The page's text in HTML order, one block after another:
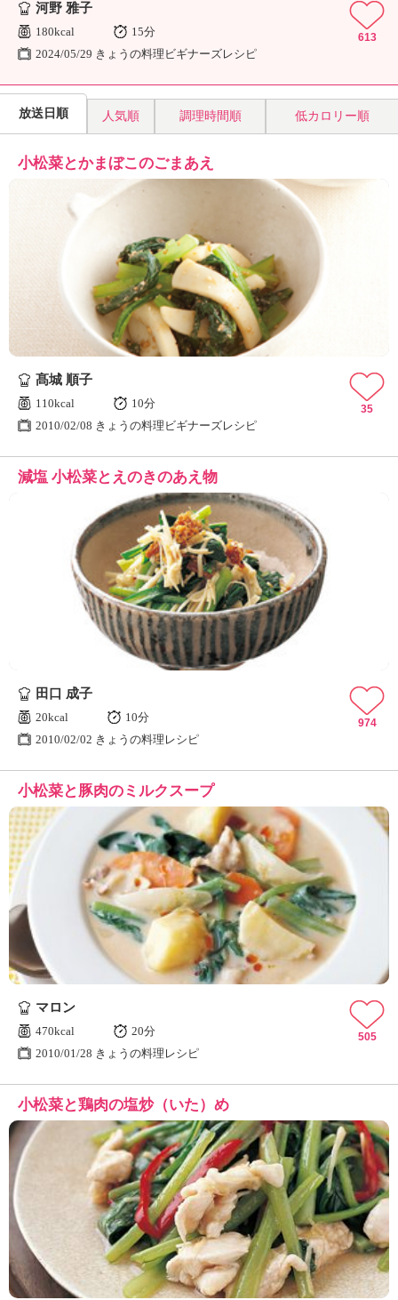
河野 雅子
180kcal
15分
2024/05/29 きょうの料理ビギナーズレシピ
613
放送日順 人気順 調理時間順 低カロリー順
小松菜とかまぼこのごまあえ
髙城 順子
110kcal
10分
2010/02/08 きょうの料理ビギナーズレシピ
35
減塩 小松菜とえのきのあえ物
田口 成子
20kcal
10分
2010/02/02 きょうの料理レシピ
974
小松菜と豚肉のミルクスープ
マロン
470kcal
20分
2010/01/28 きょうの料理レシピ
505
小松菜と鶏肉の塩炒（いた）め